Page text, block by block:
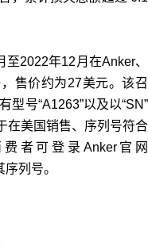
2022年12月在Anker、
售价约为27美元。该召
型号“A1263”以及以“SN”
在美国销售、序列号符合
者可登录Anker官网
列号。